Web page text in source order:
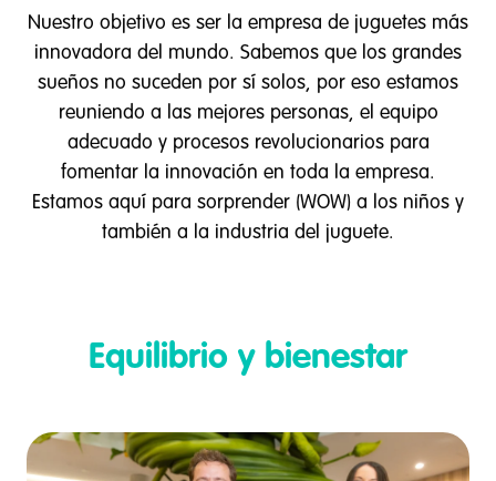
Nuestro objetivo es ser la empresa de juguetes más
innovadora del mundo. Sabemos que los grandes
sueños no suceden por sí solos, por eso estamos
reuniendo a las mejores personas, el equipo
adecuado y procesos revolucionarios para
fomentar la innovación en toda la empresa.
Estamos aquí para sorprender (WOW) a los niños y
también a la industria del juguete.
Equilibrio y bienestar